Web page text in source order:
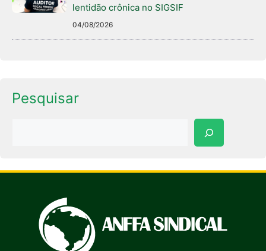
lentidão crônica no SIGSIF
04/08/2026
Pesquisar